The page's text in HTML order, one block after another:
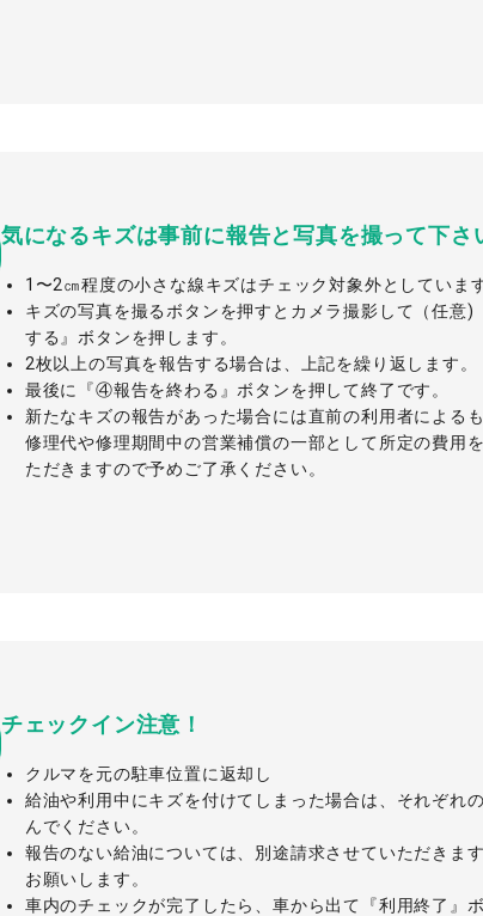
気になるキズは事前に報告と写真を撮って下さ
1〜2㎝程度の小さな線キズはチェック対象外としていま
キズの写真を撮るボタンを押すとカメラ撮影して（任意)
する』ボタンを押します。
2枚以上の写真を報告する場合は、上記を繰り返します。
最後に『④報告を終わる』ボタンを押して終了です。
新たなキズの報告があった場合には直前の利用者によるも
修理代や修理期間中の営業補償の一部として所定の費用
ただきますので予めご了承ください。
チェックイン注意！
クルマを元の駐車位置に返却し
給油や利用中にキズを付けてしまった場合は、それぞれ
んでください。
報告のない給油については、別途請求させていただきま
お願いします。
車内のチェックが完了したら、車から出て『利用終了』